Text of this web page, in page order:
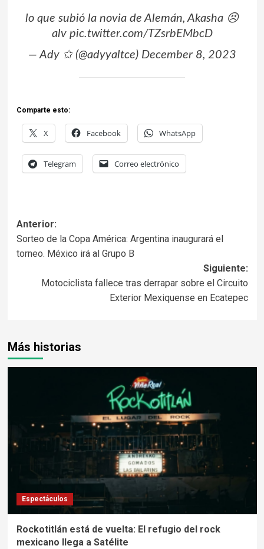
lo que subió la novia de Alemán, Akasha 😣
alv pic.twitter.com/TZsrbEMbcD
— Ady ✩ (@adyyaltce) December 8, 2023
Comparte esto:
X Facebook WhatsApp
Telegram Correo electrónico
Anterior:
Sorteo de la Copa América: Argentina inaugurará el
torneo. México irá al Grupo B
Siguiente:
Motociclista fallece tras derrapar sobre el Circuito
Exterior Mexiquense en Ecatepec
Más historias
Espectáculos
Rockotitlán está de vuelta: El refugio del rock
mexicano llega a Satélite